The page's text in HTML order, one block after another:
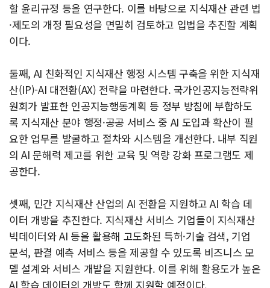
할 윤리규정 등을 연구한다. 이를 바탕으로 지식재산 관련 법
·제도의 개정 필요성을 면밀히 검토하고 입법을 추진할 계획
이다.
둘째, AI 친화적인 지식재산 행정 시스템 구축을 위한 지식재
산(IP)-AI 대전환(AX) 전략을 마련한다. 국가인공지능전략위
원회가 발표한 인공지능행동계획 등 정부 방침에 부합하도
록 지식재산 분야 행정·공공 서비스 중 AI 도입과 확산이 필
요한 업무를 발굴하고 절차와 시스템을 개선한다. 내부 직원
의 AI 문해력 제고를 위한 교육 및 역량 강화 프로그램도 제
공한다.
셋째, 민간 지식재산 산업의 AI 전환을 지원하고 AI 학습 데
이터 개방을 추진한다. 지식재산 서비스 기업들이 지식재산
빅데이터와 AI 등을 활용해 고도화된 특허·기술 검색, 기업
분석, 판결 예측 서비스 등을 제공할 수 있도록 비즈니스 모
델 설계와 서비스 개발을 지원한다. 이를 위해 활용도가 높은
AI 학습 데이터의 개방도 함께 지원할 예정이다.